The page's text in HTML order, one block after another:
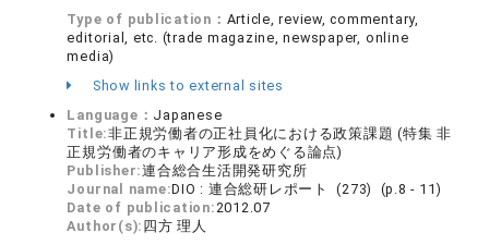
Type of publication： Article, review, commentary,
editorial, etc. (trade magazine, newspaper, online
media)
Show links to external sites
Language： Japanese
Title:非正規労働者の正社員化における政策課題 (特集 非
正規労働者のキャリア形成をめぐる論点)
Publisher:連合総合生活開発研究所
Journal name:DIO : 連合総研レポート (273) (p.8 - 11)
Date of publication:2012.07
Author(s): 四方 理人